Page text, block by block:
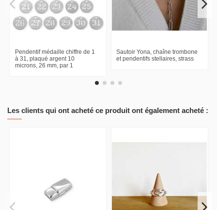
Pendentif médaille chiffre de 1
à 31, plaqué argent 10
microns, 26 mm, par 1
Sautoir Yona, chaîne trombone
et pendentifs stellaires, strass
Les clients qui ont acheté ce produit ont également acheté :